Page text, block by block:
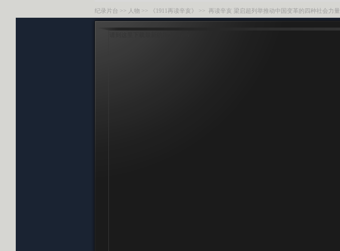
纪录片台 >> 人物 >> 《1911再读辛亥》 >> 再读辛亥 梁启超列举推动中国变革的四种社会力量